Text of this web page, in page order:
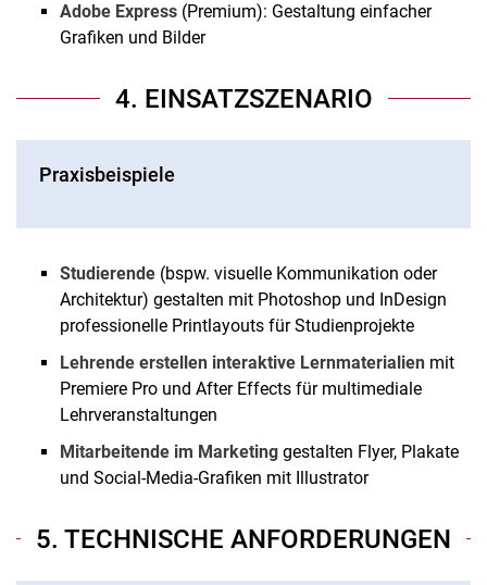
Adobe Express (Premium): Gestaltung einfacher
Grafiken und Bilder
4. EINSATZSZENARIO
Praxisbeispiele
Studierende (bspw. visuelle Kommunikation oder
Architektur) gestalten mit Photoshop und InDesign
professionelle Printlayouts für Studienprojekte
Lehrende erstellen interaktive Lernmaterialien mit
Premiere Pro und After Effects für multimediale
Lehrveranstaltungen
Mitarbeitende im Marketing gestalten Flyer, Plakate
und Social-Media-Grafiken mit Illustrator
5. TECHNISCHE ANFORDERUNGEN